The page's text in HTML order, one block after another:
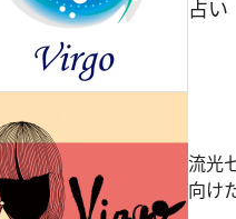
占い
流光
向け